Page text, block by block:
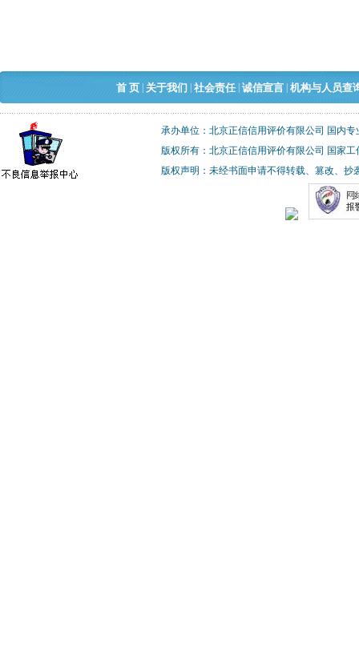
首 页| 关于我们 社会责任| 诚信宣言| 机构与人员查
承办单位：北京正信信用评价有限公司 国内
版权所有：北京正信信用评价有限公司 国家
版权声明：未经书面申请不得转载、篡改、